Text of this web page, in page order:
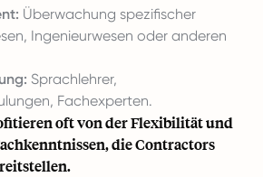
Überwachung spezifischer
Ingenieurwesen oder anderen
Sprachlehrer,
Fachexperten.
oft von der Flexibilität und
die Contractors